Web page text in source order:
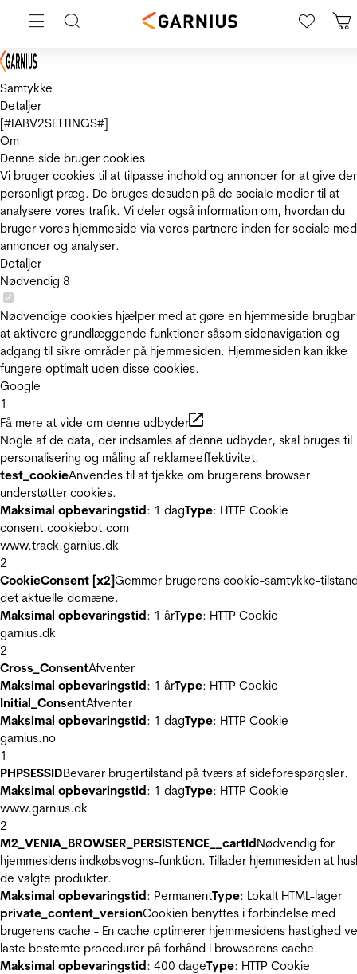
Samtykke
Detaljer
[#IABV2SETTINGS#]
Om
Denne side bruger cookies
Vi bruger cookies til at tilpasse indhold og annoncer for at give
personligt præg. De bruges desuden på de sociale medier til at
analysere vores trafik. Vi deler også information om, hvordan du
bruger vores hjemmeside via vores partnere inden for sociale
annoncer og analyser.
Detaljer
Nødvendig 8
Nødvendige cookies hjælper med at gøre en hjemmeside
at aktivere grundlæggende funktioner såsom sidenavigation og
adgang til sikre områder på hjemmesiden. Hjemmesiden kan ikke
fungere optimalt uden disse cookies.
Google
1
Få mere at vide om denne udbyder
Nogle af de data, der indsamles af denne udbyder, skal bruges til
personalisering og måling af reklameeffektivitet.
test_cookieAnvendes til at tjekke om brugerens browser
understøtter cookies.
Maksimal opbevaringstid: 1 dagType: HTTP Cookie
consent.cookiebot.com
www.track.garnius.dk
2
CookieConsent [x2]Gemmer brugerens cookie-samtykke-
det aktuelle domæne.
Maksimal opbevaringstid: 1 årType: HTTP Cookie
garnius.dk
2
Cross_ConsentAfventer
Maksimal opbevaringstid: 1 årType: HTTP Cookie
Initial_ConsentAfventer
Maksimal opbevaringstid: 1 dagType: HTTP Cookie
garnius.no
1
PHPSESSIDBevarer brugertilstand på tværs af sideforespørgsler.
Maksimal opbevaringstid: 1 dagType: HTTP Cookie
www.garnius.dk
2
M2_VENIA_BROWSER_PERSISTENCE__cartIdNødvendig for
hjemmesidens indkøbsvogns-funktion. Tillader hjemmesiden at
de valgte produkter.
Maksimal opbevaringstid: PermanentType: Lokalt HTML-lager
private_content_versionCookien benyttes i forbindelse med
brugerens cache - En cache optimerer hjemmesidens hastighed
laste bestemte procedurer på forhånd i browserens cache.
Maksimal opbevaringstid: 400 dageType: HTTP Cookie